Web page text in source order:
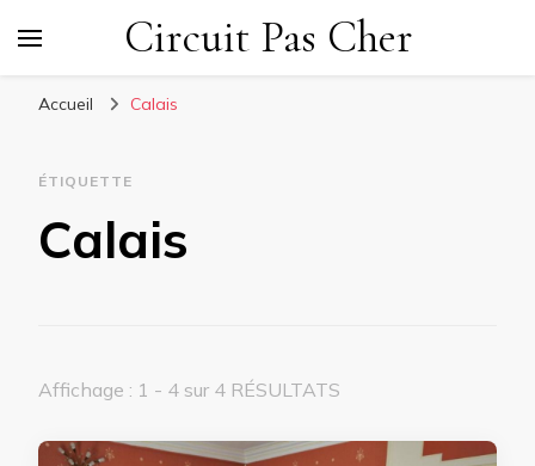
Circuit Pas Cher
Accueil Calais
ÉTIQUETTE
Calais
Affichage : 1 - 4 sur 4 RÉSULTATS